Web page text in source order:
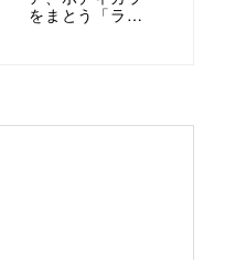
をまとう「ラ…